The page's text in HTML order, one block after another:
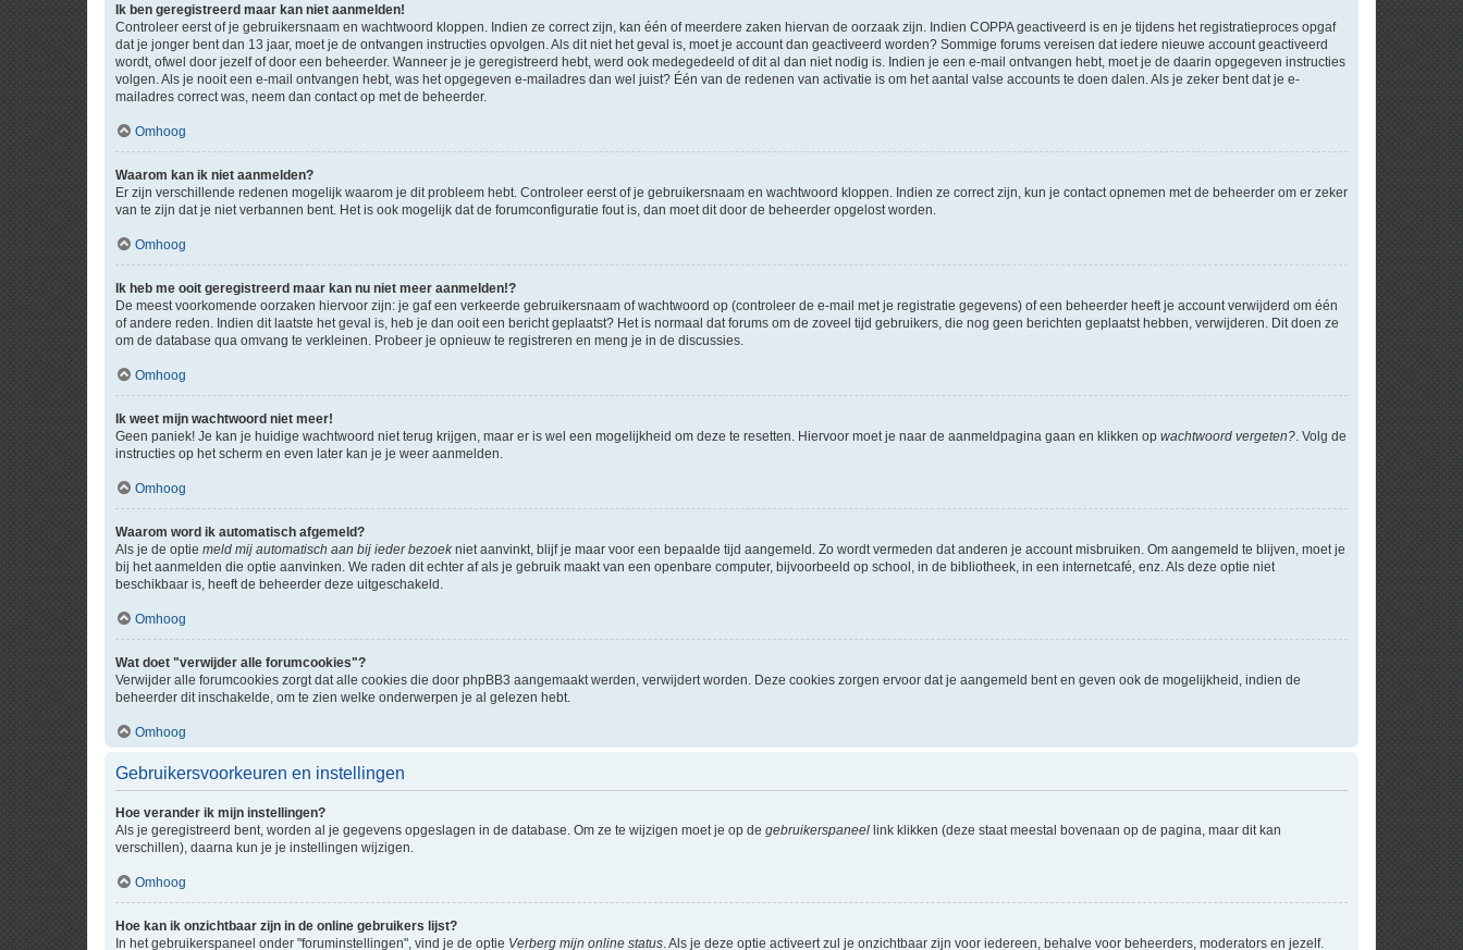
Ik ben geregistreerd maar kan niet aanmelden!
Controleer eerst of je gebruikersnaam en wachtwoord kloppen. Indien ze correct zijn, kan één of meerdere zaken hiervan de oorzaak zijn. Indien COPPA geactiveerd is en je tijdens het registratieproces opgaf
dat je jonger bent dan 13 jaar, moet je de ontvangen instructies opvolgen. Als dit niet het geval is, moet je account dan geactiveerd worden? Sommige forums vereisen dat iedere nieuwe account geactiveerd
wordt, ofwel door jezelf of door een beheerder. Wanneer je je geregistreerd hebt, werd ook medegedeeld of dit al dan niet nodig is. Indien je een e-mail ontvangen hebt, moet je de daarin opgegeven instructies
volgen. Als je nooit een e-mail ontvangen hebt, was het opgegeven e-mailadres dan wel juist? Één van de redenen van activatie is om het aantal valse accounts te doen dalen. Als je zeker bent dat je e-
mailadres correct was, neem dan contact op met de beheerder.
Omhoog
Waarom kan ik niet aanmelden?
Er zijn verschillende redenen mogelijk waarom je dit probleem hebt. Controleer eerst of je gebruikersnaam en wachtwoord kloppen. Indien ze correct zijn, kun je contact opnemen met de beheerder om er zeker
van te zijn dat je niet verbannen bent. Het is ook mogelijk dat de forumconfiguratie fout is, dan moet dit door de beheerder opgelost worden.
Omhoog
Ik heb me ooit geregistreerd maar kan nu niet meer aanmelden!?
De meest voorkomende oorzaken hiervoor zijn: je gaf een verkeerde gebruikersnaam of wachtwoord op (controleer de e-mail met je registratie gegevens) of een beheerder heeft je account verwijderd om één
of andere reden. Indien dit laatste het geval is, heb je dan ooit een bericht geplaatst? Het is normaal dat forums om de zoveel tijd gebruikers, die nog geen berichten geplaatst hebben, verwijderen. Dit doen ze
om de database qua omvang te verkleinen. Probeer je opnieuw te registreren en meng je in de discussies.
Omhoog
Ik weet mijn wachtwoord niet meer!
Geen paniek! Je kan je huidige wachtwoord niet terug krijgen, maar er is wel een mogelijkheid om deze te resetten. Hiervoor moet je naar de aanmeldpagina gaan en klikken op wachtwoord vergeten? . Volg de
instructies op het scherm en even later kan je je weer aanmelden.
Omhoog
Waarom word ik automatisch afgemeld?
Als je de optie meld mij automatisch aan bij ieder bezoekniet aanvinkt, blijf je maar voor een bepaalde tijd aangemeld. Zo wordt vermeden dat anderen je account misbruiken. Om aangemeld te blijven, moet je
bij het aanmelden die optie aanvinken. We raden dit echter af als je gebruik maakt van een openbare computer, bijvoorbeeld op school, in de bibliotheek, in een internetcafé, enz. Als deze optie niet
beschikbaar is, heeft de beheerder deze uitgeschakeld.
Omhoog
Wat doet "verwijder alle forumcookies"?
Verwijder alle forumcookies zorgt dat alle cookies die door phpBB3 aangemaakt werden, verwijdert worden. Deze cookies zorgen ervoor dat je aangemeld bent en geven ook de mogelijkheid, indien de
beheerder dit inschakelde, om te zien welke onderwerpen je al gelezen hebt.
Omhoog
Gebruikersvoorkeuren en instellingen
Hoe verander ik mijn instellingen?
Als je geregistreerd bent, worden al je gegevens opgeslagen in de database. Om ze te wijzigen moet je op de gebruikerspaneel link klikken (deze staat meestal bovenaan op de pagina, maar dit kan
verschillen), daarna kun je je instellingen wijzigen.
Omhoog
Hoe kan ik onzichtbaar zijn in de online gebruikers lijst?
In het gebruikerspaneel onder "foruminstellingen", vind je de optie Verberg mijn online status . Als je deze optie activeert zul je onzichtbaar zijn voor iedereen, behalve voor beheerders, moderators en jezelf.